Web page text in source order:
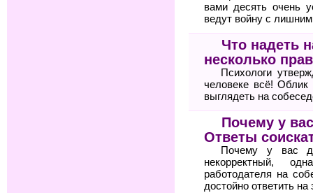
вами десять очень
ведут войну с
Что надеть
несколько
Психологи
человеке всё!
выглядеть на
Почему у
Ответы
Почему у вас
некорректный,
работодателя на
достойно ответить на